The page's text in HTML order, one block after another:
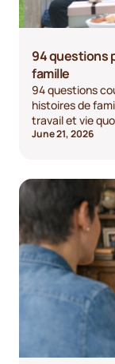
94 questions
famille
94 questions
histoires de
travail et vie
June 21, 2026